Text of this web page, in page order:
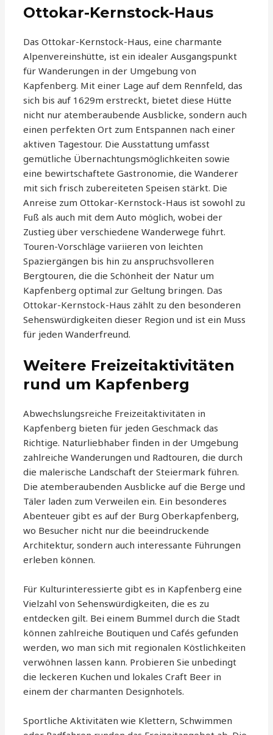
Ottokar-Kernstock-Haus
Das Ottokar-Kernstock-Haus, eine charmante
Alpenvereinshütte, ist ein idealer Ausgangspunkt
für Wanderungen in der Umgebung von
Kapfenberg. Mit einer Lage auf dem Rennfeld, das
sich bis auf 1629m erstreckt, bietet diese Hütte
nicht nur atemberaubende Ausblicke, sondern auch
einen perfekten Ort zum Entspannen nach einer
aktiven Tagestour. Die Ausstattung umfasst
gemütliche Übernachtungsmöglichkeiten sowie
eine bewirtschaftete Gastronomie, die Wanderer
mit sich frisch zubereiteten Speisen stärkt. Die
Anreise zum Ottokar-Kernstock-Haus ist sowohl zu
Fuß als auch mit dem Auto möglich, wobei der
Zustieg über verschiedene Wanderwege führt.
Touren-Vorschläge variieren von leichten
Spaziergängen bis hin zu anspruchsvolleren
Bergtouren, die die Schönheit der Natur um
Kapfenberg optimal zur Geltung bringen. Das
Ottokar-Kernstock-Haus zählt zu den besonderen
Sehenswürdigkeiten dieser Region und ist ein Muss
für jeden Wanderfreund.
Weitere Freizeitaktivitäten
rund um Kapfenberg
Abwechslungsreiche Freizeitaktivitäten in
Kapfenberg bieten für jeden Geschmack das
Richtige. Naturliebhaber finden in der Umgebung
zahlreiche Wanderungen und Radtouren, die durch
die malerische Landschaft der Steiermark führen.
Die atemberaubenden Ausblicke auf die Berge und
Täler laden zum Verweilen ein. Ein besonderes
Abenteuer gibt es auf der Burg Oberkapfenberg,
wo Besucher nicht nur die beeindruckende
Architektur, sondern auch interessante Führungen
erleben können.
Für Kulturinteressierte gibt es in Kapfenberg eine
Vielzahl von Sehenswürdigkeiten, die es zu
entdecken gilt. Bei einem Bummel durch die Stadt
können zahlreiche Boutiquen und Cafés gefunden
werden, wo man sich mit regionalen Köstlichkeiten
verwöhnen lassen kann. Probieren Sie unbedingt
die leckeren Kuchen und lokales Craft Beer in
einem der charmanten Designhotels.
Sportliche Aktivitäten wie Klettern, Schwimmen